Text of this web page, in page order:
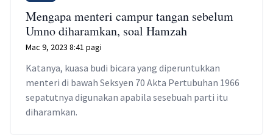
Mengapa menteri campur tangan sebelum
Umno diharamkan, soal Hamzah
Mac 9, 2023 8:41 pagi
Katanya, kuasa budi bicara yang diperuntukkan
menteri di bawah Seksyen 70 Akta Pertubuhan 1966
sepatutnya digunakan apabila sesebuah parti itu
diharamkan.